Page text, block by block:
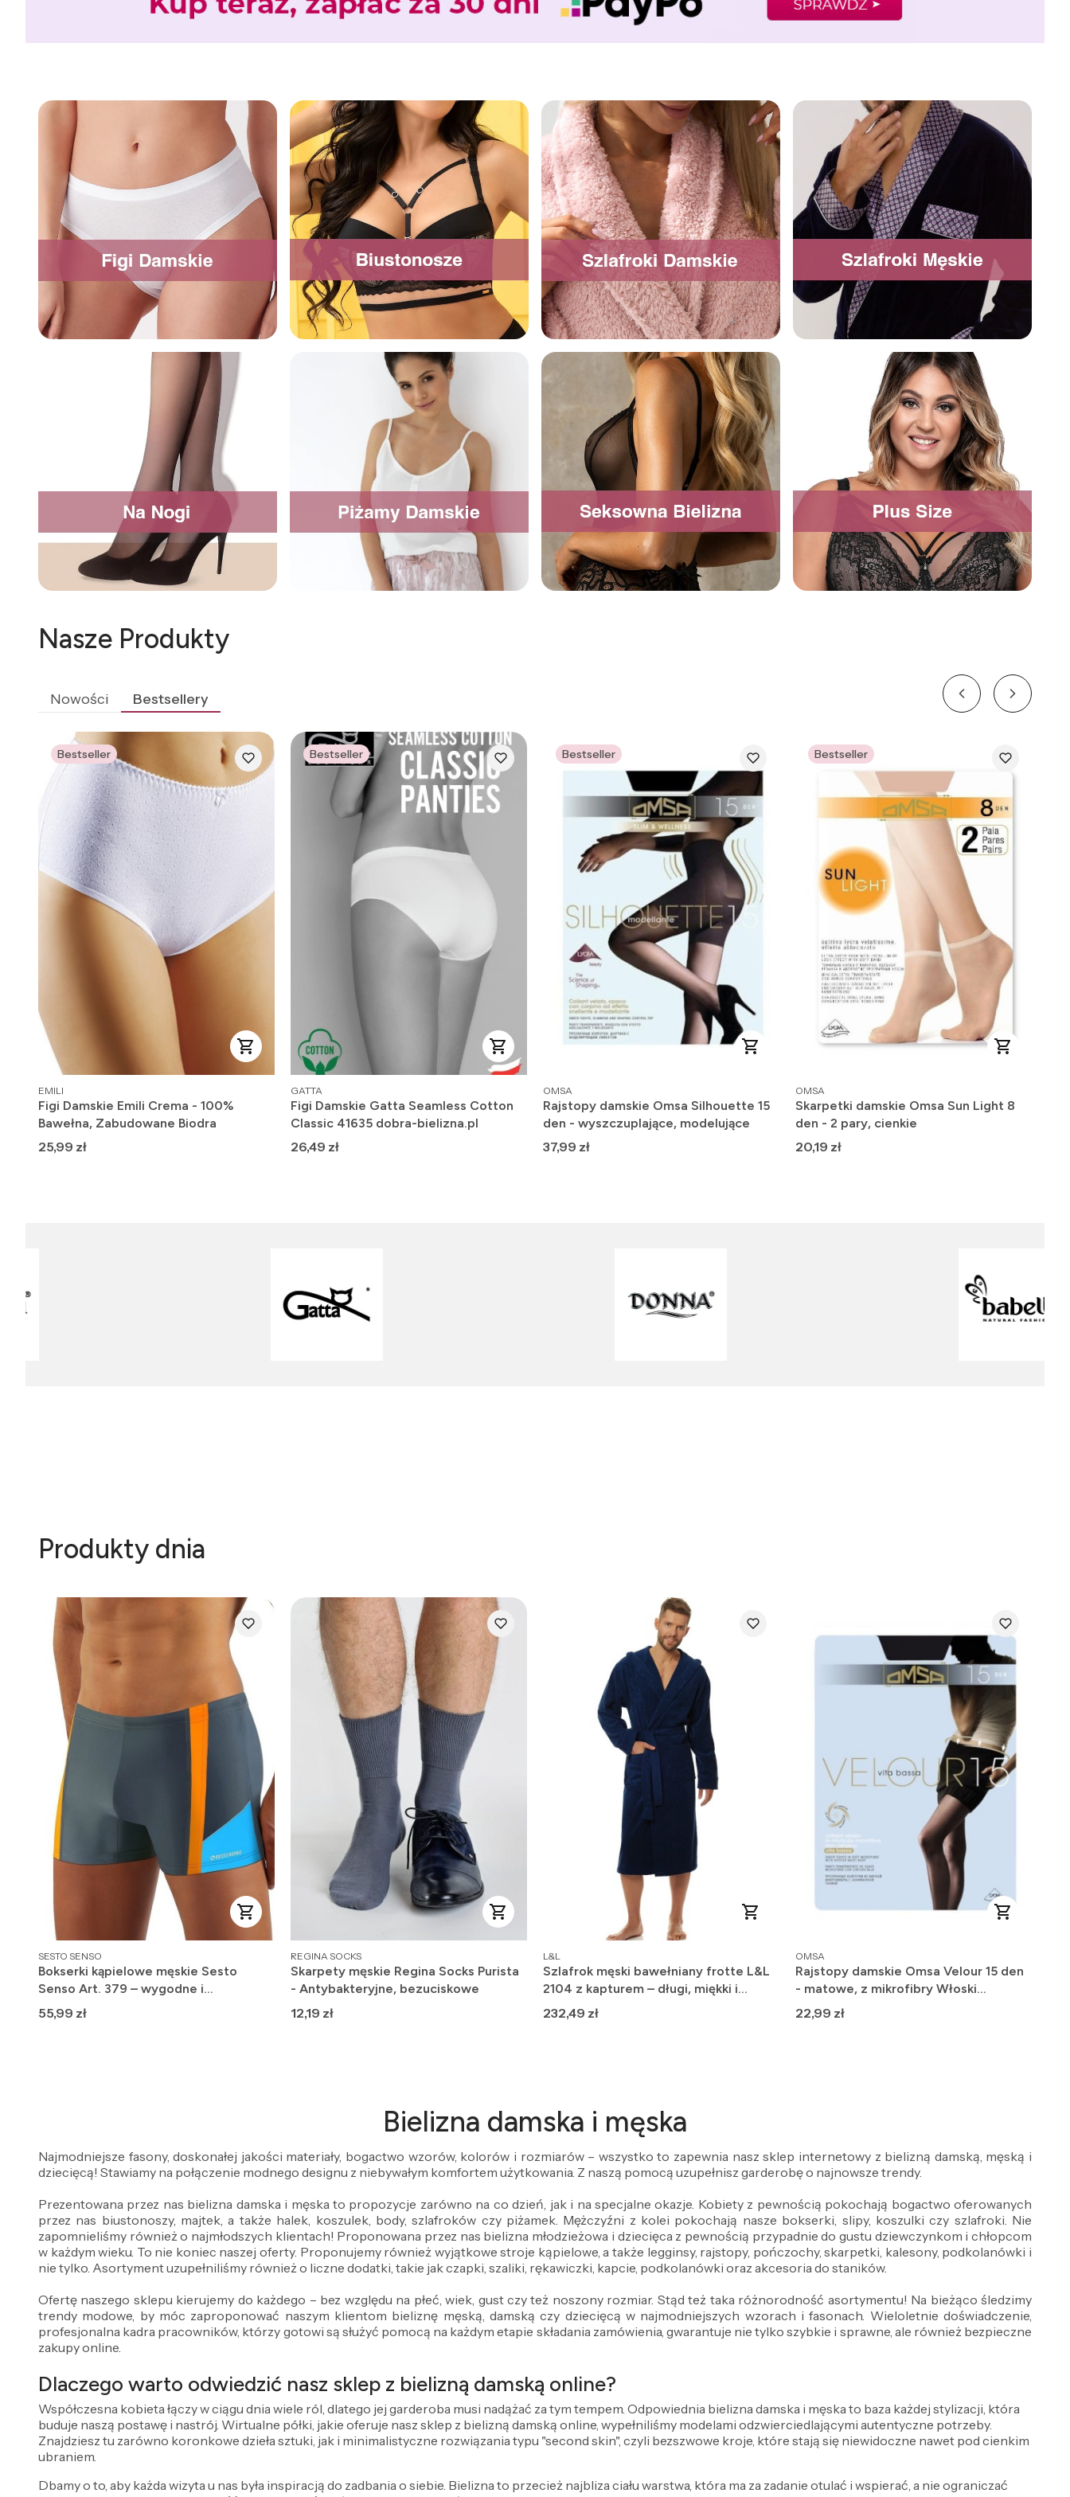
Nasze Produkty
Nowości Bestsellery
Bestseller
PRODUCENT
EMILI
Figi Damskie Emili Crema - 100%
Bawełna, Zabudowane Biodra
Cena
25,99 zł
Bestseller
PRODUCENT
GATTA
Figi Damskie Gatta Seamless Cotton
Classic 41635 dobra-bielizna.pl
Cena
26,49 zł
Bestseller
PRODUCENT
OMSA
Rajstopy damskie Omsa Silhouette 15
den - wyszczuplające, modelujące
Cena
37,99 zł
Bestseller
PRODUCENT
OMSA
Skarpetki damskie Omsa Sun Light 8
den - 2 pary, cienkie
Cena
20,19 zł
Produkty dnia
PRODUCENT
SESTO SENSO
Bokserki kąpielowe męskie Sesto
Senso Art. 379 – wygodne i
szybkoschnące
Cena
55,99 zł
PRODUCENT
REGINA SOCKS
Skarpety męskie Regina Socks Purista
- Antybakteryjne, bezuciskowe
Cena
12,19 zł
PRODUCENT
L&L
Szlafrok męski bawełniany frotte L&L
2104 z kapturem – długi, miękki i
wygodny
Cena
232,49 zł
PRODUCENT
OMSA
Rajstopy damskie Omsa Velour 15 den
- matowe, z mikrofibry Włoski
Producent
Cena
22,99 zł
Bielizna damska i męska
Najmodniejsze fasony, doskonałej jakości materiały, bogactwo wzorów, kolorów i rozmiarów – wszystko to zapewnia nasz sklep internetowy z bielizną damską, męską i
dziecięcą! Stawiamy na połączenie modnego designu z niebywałym komfortem użytkowania. Z naszą pomocą uzupełnisz garderobę o najnowsze trendy.
Prezentowana przez nas bielizna damska i męska to propozycje zarówno na co dzień, jak i na specjalne okazje. Kobiety z pewnością pokochają bogactwo oferowanych
przez nas biustonoszy, majtek, a także halek, koszulek, body, szlafroków czy piżamek. Mężczyźni z kolei pokochają nasze bokserki, slipy, koszulki czy szlafroki. Nie
zapomnieliśmy również o najmłodszych klientach! Proponowana przez nas bielizna młodzieżowa i dziecięca z pewnością przypadnie do gustu dziewczynkom i chłopcom
w każdym wieku. To nie koniec naszej oferty. Proponujemy również wyjątkowe stroje kąpielowe, a także legginsy, rajstopy, pończochy, skarpetki, kalesony, podkolanówki i
nie tylko. Asortyment uzupełniliśmy również o liczne dodatki, takie jak czapki, szaliki, rękawiczki, kapcie, podkolanówki oraz akcesoria do staników.
Ofertę naszego sklepu kierujemy do każdego – bez względu na płeć, wiek, gust czy też noszony rozmiar. Stąd też taka różnorodność asortymentu! Na bieżąco śledzimy
trendy modowe, by móc zaproponować naszym klientom bieliznę męską, damską czy dziecięcą w najmodniejszych wzorach i fasonach. Wieloletnie doświadczenie,
profesjonalna kadra pracowników, którzy gotowi są służyć pomocą na każdym etapie składania zamówienia, gwarantuje nie tylko szybkie i sprawne, ale również bezpieczne
zakupy online.
Dlaczego warto odwiedzić nasz sklep z bielizną damską online?
Współczesna kobieta łączy w ciągu dnia wiele ról, dlatego jej garderoba musi nadążać za tym tempem. Odpowiednia bielizna damska i męska to baza każdej stylizacji, która
buduje naszą postawę i nastrój. Wirtualne półki, jakie oferuje nasz sklep z bielizną damską online, wypełniliśmy modelami odzwierciedlającymi autentyczne potrzeby.
Znajdziesz tu zarówno koronkowe dzieła sztuki, jak i minimalistyczne rozwiązania typu "second skin", czyli bezszwowe kroje, które stają się niewidoczne nawet pod cienkim
ubraniem.
Dbamy o to, aby każda wizyta u nas była inspiracją do zadbania o siebie. Bielizna to przecież najbliza ciału warstwa, która ma za zadanie otulać i wspierać, a nie ograniczać